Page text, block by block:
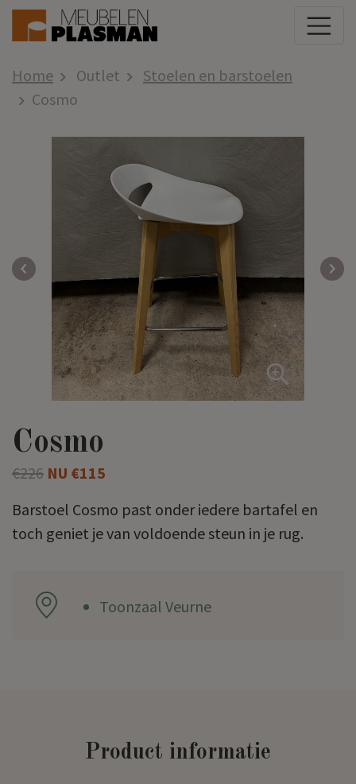
Home Outlet
Stoelen en barstoelen
Cosmo
Cosmo
€226 NU €115
Barstoel Cosmo past onder iedere bartafel en
toch geniet je van voldoende steun in je rug.
Toonzaal Veurne
Product informatie